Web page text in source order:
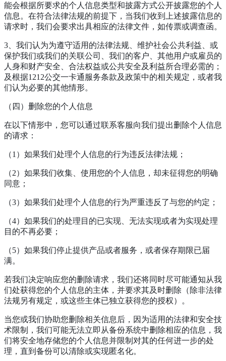
能会根据所要求的个人信息类型和披露方式公开披露您的个人
信息。在符合法律法规的前提下，当我们收到上述披露信息的
请求时，我们会要求出具相应的法律文件，如传票或调查函。
3、我们认为为遵守适用的法律法规、维护社会公共利益、或
保护我们或我们的关联公司、我们的客户、其他用户或雇员的
人身和财产安全、合法权益或公共安全及利益所合理必需的；
及根据1212公交一卡通服务条款及政策中的相关规定，或者我
们认为必要的其他情形。
（四）删除您的个人信息
在以下情形中，您可以通过联系客服向我们提出删除个人信息
的请求：
（1）如果我们处理个人信息的行为违反法律法规；
（2）如果我们收集、使用您的个人信息，却未征得您的明确
同意；
（3）如果我们处理个人信息的行为严重违反了与您的约定；
（4）如果我们的处理目的已实现、无法实现或者为实现处理
目的不再必要；
（5）如果我们停止提供产品或者服务，或者保存期限已届
满。
若我们决定响应您的删除请求，我们还将同时尽可能通知从我
们处获得您的个人信息的主体，并要求其及时删除（除非法律
法规另有规定，或这些主体已独立获得您的授权）。
当您或我们协助您删除相关信息后，因为适用的法律和安全技
术限制，我们可能无法立即从备份系统中删除相应的信息，我
们将安全地存储您的个人信息并限制对其的任何进一步的处
理，直到备份可以清除或实现匿名化。